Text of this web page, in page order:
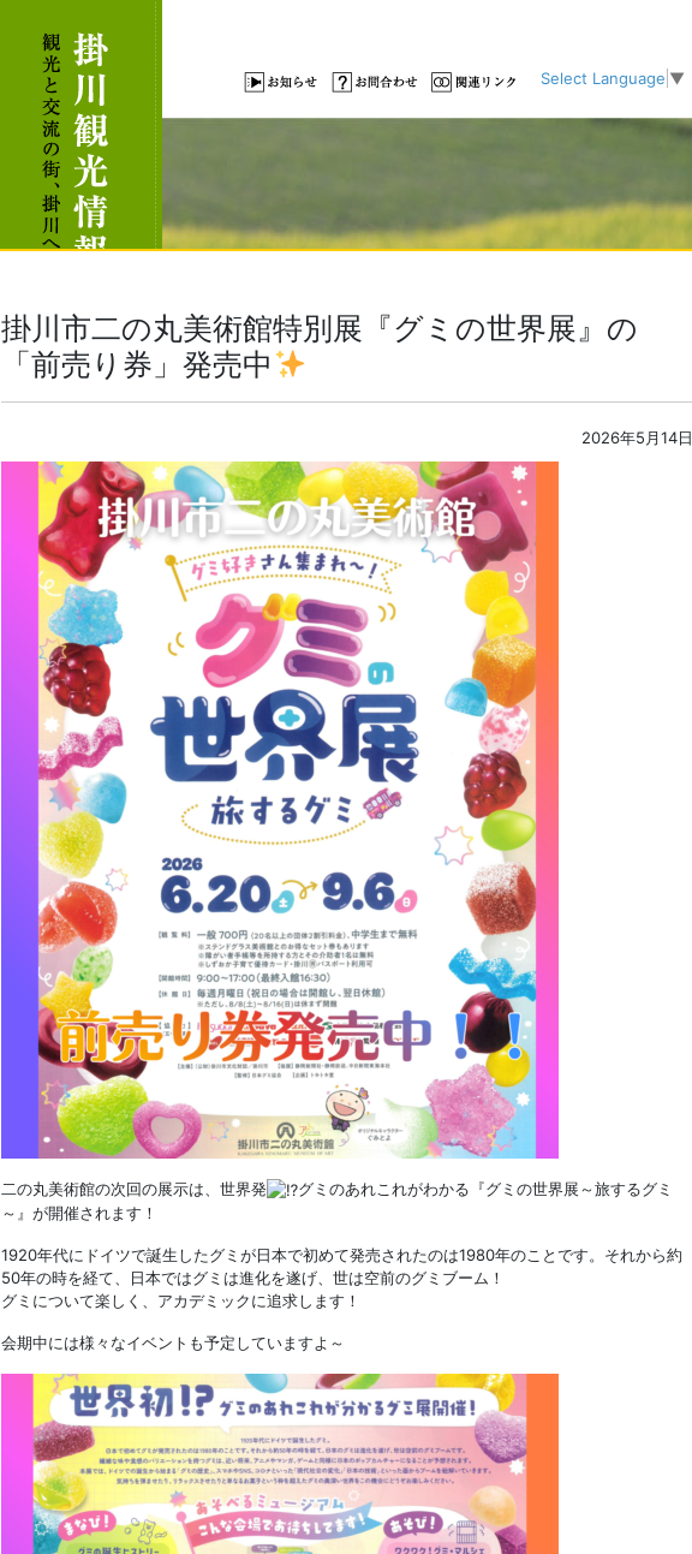
Select Language ▼
お問合わせ
掛川市二の丸美術館特別展『グミの世界展』の
「前売り券」発売中
2026年5月14日
二の丸美術館の次回の展示は、世界発
グミのあれこれがわかる『グミの世界展～旅するグミ
～』が開催されます！
1920年代にドイツで誕生したグミが日本で初めて発売されたのは1980年のことです。それから約
50年の時を経て、日本ではグミは進化を遂げ、世は空前のグミブーム！
グミについて楽しく、アカデミックに追求します！
会期中には様々なイベントも予定していますよ～